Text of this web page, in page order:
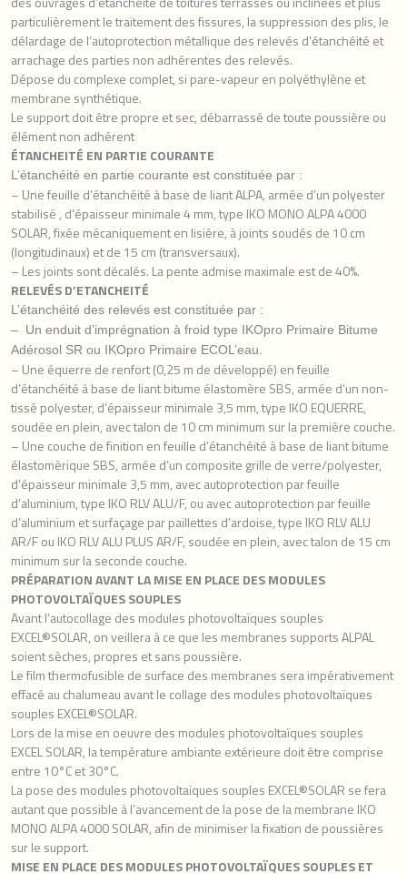
particulièrement le traitement des fissures, la suppression des plis, le
délardage de l’autoprotection métallique des relevés d’étanchéité et
arrachage des parties non adhérentes des relevés.
Dépose du complexe complet, si pare-vapeur en polyéthylène et
membrane synthétique.
Le support doit être propre et sec, débarrassé de toute poussière ou
élément non adhérent
ÉTANCHEITÉ EN PARTIE COURANTE
L’étanchéité en partie courante est constituée par :
– Une feuille d’étanchéité à base de liant ALPA, armée d’un polyester
stabilisé , d’épaisseur minimale 4 mm, type IKO MONO ALPA 4000
SOLAR, fixée mécaniquement en lisière, à joints soudés de 10 cm
(longitudinaux) et de 15 cm (transversaux).
– Les joints sont décalés. La pente admise maximale est de 40%.
RELEVÉS D’ETANCHEITÉ
L’étanchéité des relevés est constituée par :
– Un enduit d’imprégnation à froid type IKOpro Primaire Bitume
Adérosol SR ou IKOpro Primaire ECOL’eau.
– Une équerre de renfort (0,25 m de développé) en feuille
d’étanchéité à base de liant bitume élastomère SBS, armée d’un non-
tissé polyester, d’épaisseur minimale 3,5 mm, type IKO EQUERRE,
soudée en plein, avec talon de 10 cm minimum sur la première couche.
– Une couche de finition en feuille d’étanchéité à base de liant bitume
élastomèrique SBS, armée d’un composite grille de verre/polyester,
d’épaisseur minimale 3,5 mm, avec autoprotection par feuille
d’aluminium, type IKO RLV ALU/F, ou avec autoprotection par feuille
d’aluminium et surfaçage par paillettes d’ardoise, type IKO RLV ALU
AR/F ou IKO RLV ALU PLUS AR/F, soudée en plein, avec talon de 15 cm
minimum sur la seconde couche.
PRÉPARATION AVANT LA MISE EN PLACE DES MODULES
PHOTOVOLTAÏQUES SOUPLES
Avant l’autocollage des modules photovoltaïques souples
EXCEL®SOLAR, on veillera à ce que les membranes supports ALPAL
soient sèches, propres et sans poussière.
Le film thermofusible de surface des membranes sera impérativement
effacé au chalumeau avant le collage des modules photovoltaïques
souples EXCEL®SOLAR.
Lors de la mise en oeuvre des modules photovoltaïques souples
EXCEL SOLAR, la température ambiante extérieure doit être comprise
entre 10°C et 30°C.
La pose des modules photovoltaïques souples EXCEL®SOLAR se fera
autant que possible à l’avancement de la pose de la membrane IKO
MONO ALPA 4000 SOLAR, afin de minimiser la fixation de poussières
sur le support.
MISE EN PLACE DES MODULES PHOTOVOLTAÏQUES SOUPLES ET